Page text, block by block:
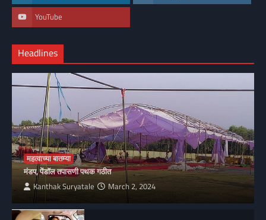
YouTube
Headlines
महत्वाच्या बातम्या
मंडप, पेंडॉल तपासणी पथक गठीत
Kanthak Suryatale March 2, 2024